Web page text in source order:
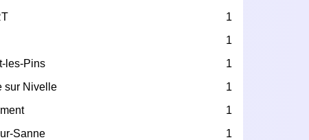
1
1
les-Pins
1
sur Nivelle
1
1
Sanne
1